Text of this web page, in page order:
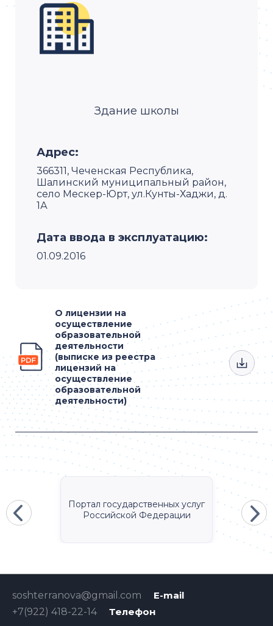
Здание школы
Адрес:
366311, Чеченская Республика,
Шалинский муниципальный район,
село Мескер-Юрт, ул.Кунты-Хаджи, д.
1А
Дата ввода в эксплуатацию:
01.09.2016
О лицензии на
осуществление
образовательной
деятельности
(выписке из реестра
лицензий на
осуществление
образовательной
деятельности)
Портал государственных услуг
Российской Федерации
E-mail
soshterranova@gmail.com
Телефон
+7(922) 418-22-14